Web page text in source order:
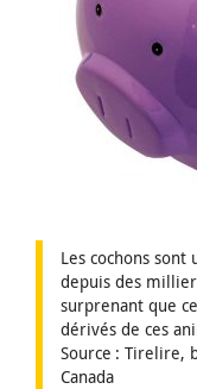
Les cochons sont
depuis des
surprenant que
dérivés de ces
Source : Tirelire,
Canada